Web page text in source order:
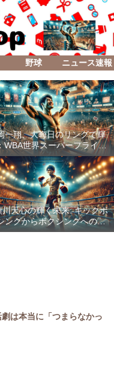
野球 ニュース速報
一翔、大晦日のリングで輝
WBA世界スーパーフライ級
戦「Lifetime Boxing Fights
18」
川天心の輝く未来: キックボ
ングからボクシングへの成
功した転身
は本当に「つまらなかっ